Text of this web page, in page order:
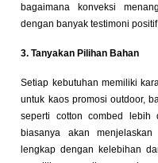
bagaimana konveksi
dengan banyak testimoni
3. Tanyakan Pilihan Bahan
Setiap kebutuhan memiliki
untuk kaos promosi outdoor,
seperti cotton combed lebih
biasanya akan
lengkap dengan kelebihan